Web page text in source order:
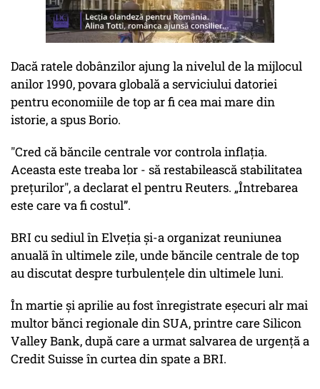
Dacă ratele dobânzilor ajung la nivelul de la mijlocul
anilor 1990, povara globală a serviciului datoriei
pentru economiile de top ar fi cea mai mare din
istorie, a spus Borio.
"Cred că băncile centrale vor controla inflația.
Aceasta este treaba lor - să restabilească stabilitatea
prețurilor", a declarat el pentru Reuters. „Întrebarea
este care va fi costul”.
BRI cu sediul în Elveția și-a organizat reuniunea
anuală în ultimele zile, unde băncile centrale de top
au discutat despre turbulențele din ultimele luni.
În martie și aprilie au fost înregistrate eșecuri alr mai
multor bănci regionale din SUA, printre care Silicon
Valley Bank, după care a urmat salvarea de urgență a
Credit Suisse în curtea din spate a BRI.